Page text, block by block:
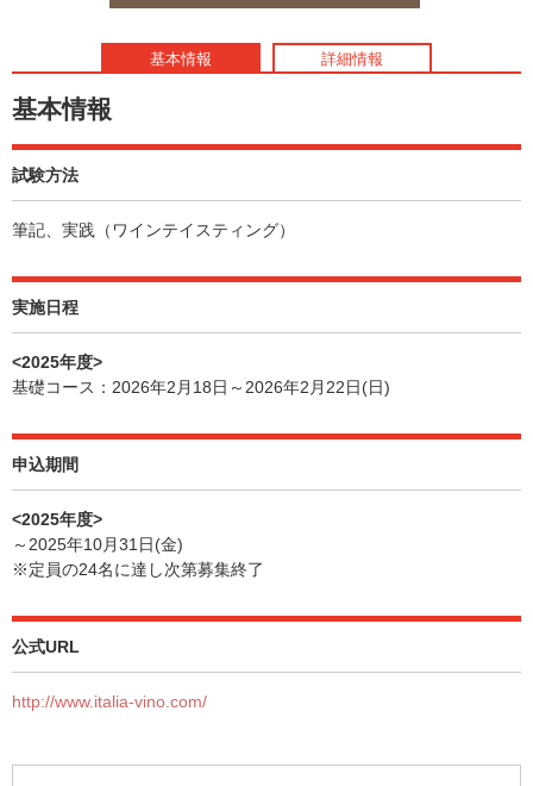
基本情報 詳細情報
基本情報
試験方法
筆記、実践（ワインテイスティング）
実施日程
<2025年度>
基礎コース：2026年2月18日～2026年2月22日(日)
申込期間
<2025年度>
～2025年10月31日(金)
※定員の24名に達し次第募集終了
公式URL
http://www.italia-vino.com/